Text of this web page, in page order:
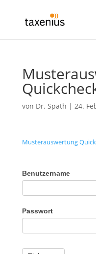
von Dr. Späth | 24.
Musterauswertung
Benutzername
Passwort